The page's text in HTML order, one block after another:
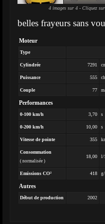
4 images sur 4 - Cliquez
belles frayeurs sans
Moteur
Type
Cylindrée 7291
Puissance 555
Couple 77
Performances
0-100 km/h 3,70 s
0-200 km/h 10,00 s
Vitesse de pointe 355
Consommation
( normalisée )
18,00 l/
Emissions CO² 418
Autres
Début de production 2002